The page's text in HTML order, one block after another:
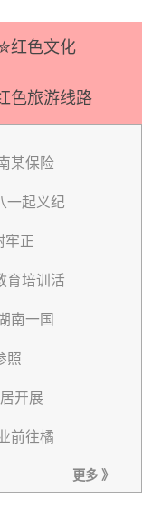
红色文化
色旅游线路
某保险
一起义纪
牢正
育培训活
南一国
照
开展
前往橘
更多 》